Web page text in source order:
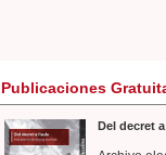
Publicaciones
Del decret